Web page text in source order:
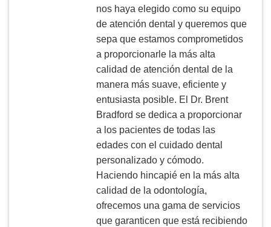
nos haya elegido como su equipo
de atención dental y queremos que
sepa que estamos comprometidos
a proporcionarle la más alta
calidad de atención dental de la
manera más suave, eficiente y
entusiasta posible. El Dr. Brent
Bradford se dedica a proporcionar
a los pacientes de todas las
edades con el cuidado dental
personalizado y cómodo.
Haciendo hincapié en la más alta
calidad de la odontología,
ofrecemos una gama de servicios
que garanticen que está recibiendo